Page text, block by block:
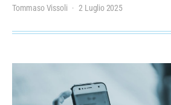
Tommaso Vissoli 2 Luglio 2025